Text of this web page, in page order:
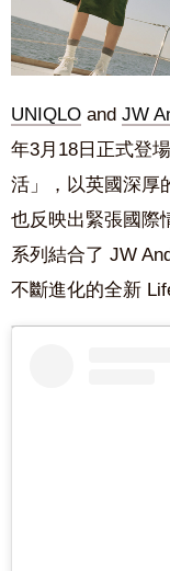
UNIQLO and JW
年3月 18 日正式登場
活」， 以英國深厚
也反映出緊張國際
系列結合了 JW
不斷進化的全新